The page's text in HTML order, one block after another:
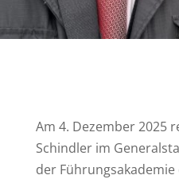
Am 4. Dezember 2025
Schindler im
der